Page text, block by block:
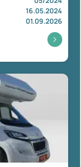
16.05.2024
01.09.2026